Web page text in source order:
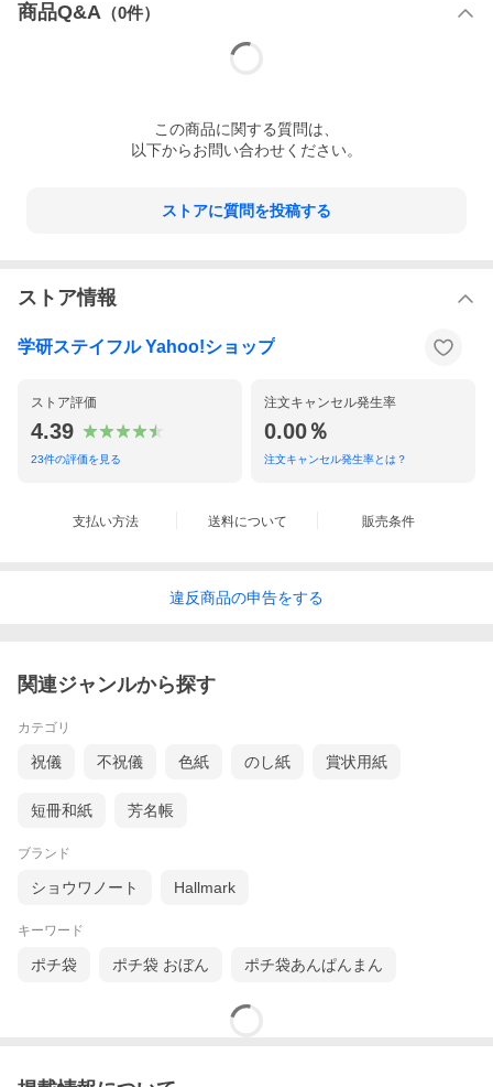
商品Q&A （0件）
この商品に関する質問は、
以下からお問い合わせください。
ストアに質問を投稿する
ストア情報
学研ステイフル Yahoo!ショップ
ストア評価
4.39
23件の評価を見る
注文キャンセル発生率
0.00％
注文キャンセル発生率とは？
支払い方法 送料について 販売条件
違反商品の申告をする
関連ジャンルから探す
カテゴリ
祝儀 不祝儀 色紙 のし紙 賞状用紙
短冊和紙 芳名帳
ブランド
ショウワノート Hallmark
キーワード
ポチ袋 ポチ袋 おぼん ポチ袋あんぱんまん